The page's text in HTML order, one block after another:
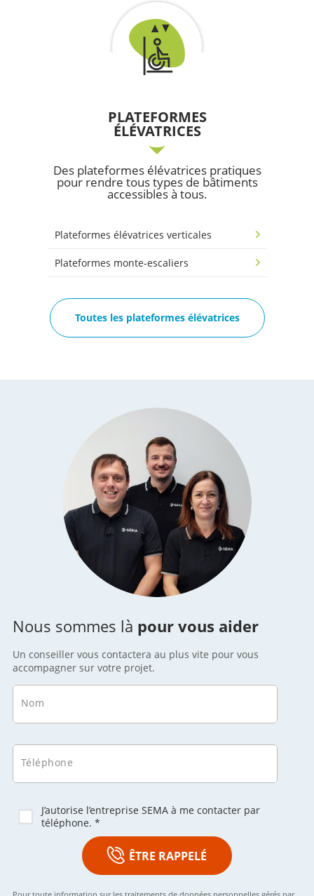
PLATEFORMES
ÉLÉVATRICES
Des plateformes élévatrices pratiques
pour rendre tous types de bâtiments
accessibles à tous.
Plateformes élévatrices verticales
Plateformes monte-escaliers
Toutes les plateformes élévatrices
Nous sommes là pour vous aider
Un conseiller vous contactera au plus vite pour vous
accompagner sur votre projet.
Nom
Téléphone
J’autorise l’entreprise SEMA à me contacter par
téléphone. *
ÊTRE RAPPELÉ